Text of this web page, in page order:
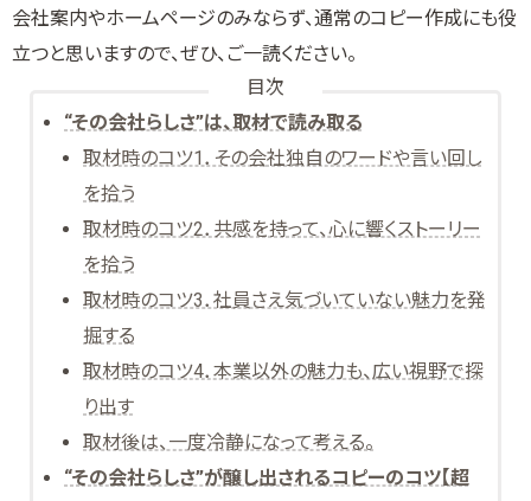
会社案内やホームページのみならず、通常のコピー作成にも役
立つと思いますので、ぜひ、ご一読ください。
目次
“その会社らしさ”は、取材で読み取る
取材時のコツ1．その会社独自のワードや言い回し
を拾う
取材時のコツ2．共感を持って、心に響くストーリー
を拾う
取材時のコツ3．社員さえ気づいていない魅力を発
掘する
取材時のコツ4．本業以外の魅力も、広い視野で探
り出す
取材後は、一度冷静になって考える。
“その会社らしさ”が醸し出されるコピーのコツ【超